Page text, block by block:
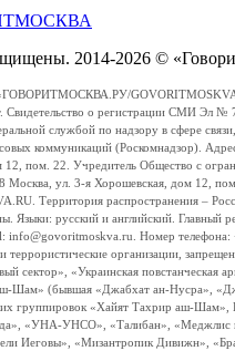
2014-2026 ©
«ГОВОРИТМОСКВА.РУ/
Свидетельство о регистрации СМИ Эл №
службой по надзору в сфере
коммуникаций (Роскомнадзор).
12, пом. 22. Учредитель Общество с
ул. 3-я Хорошевская, дом 12,
Территория распространения –
Языки: русский и английский. Главный
info@govoritmoskva.ru. Номер
террористические организации,
сектор», «Украинская повстанческая
Шам» (бывшая «Джабхат ан-Нусра»,
группировок «Хайят Тахрир аш-Шам»,
«УНА-УНСО», «Талибан», «Меджлис
Иеговы», «Мизантропик Дивижн»,